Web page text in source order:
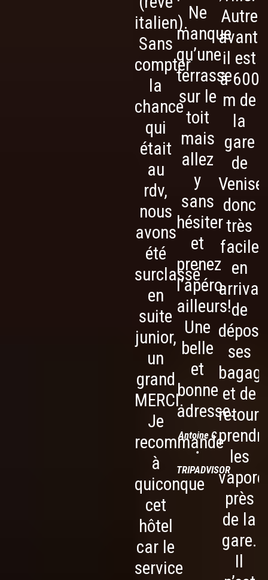
italien).
Sans
compter
la
chance
qui
était
au
rdv,
nous
avons
été
surclassé
en
suite
junior,
un
grand
MERCI.
Je
recommande
à
quiconque
cet
hôtel
car le
service
Ne
manque
qu’une
terrasse
sur le
toit
mais
allez
y
sans
hésiter
et
prenez
l’apéro
ailleurs!
Une
belle
et
bonne
adresse.
Antoine C
•
TRIPADVISOR
Autre
il est
à 600
m de
la
gare
de
Venise,
donc
très
facile
en
de
ses
et de
les
près
de la
gare.
Il